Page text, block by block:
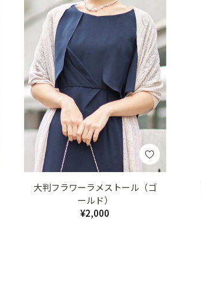
大判フラワーラメストール（ゴ
ールド）
¥2,000